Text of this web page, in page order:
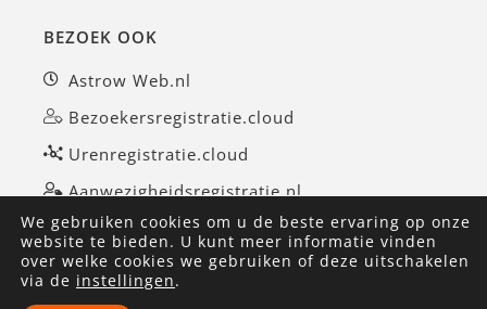
BEZOEK OOK
Astrow Web.nl
Bezoekersregistratie.cloud
Urenregistratie.cloud
Aanwezigheidsregistratie.nl
©AvanTimes 2026 Privacyverklaring
We gebruiken cookies om u de beste ervaring op onze
website te bieden. U kunt meer informatie vinden
over welke cookies we gebruiken of deze uitschakelen
via de instellingen.